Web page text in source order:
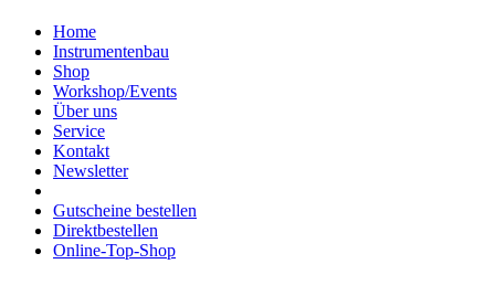
Home
Instrumentenbau
Shop
Workshop/Events
Über uns
Service
Kontakt
Newsletter
Gutscheine bestellen
Direktbestellen
Online-Top-Shop